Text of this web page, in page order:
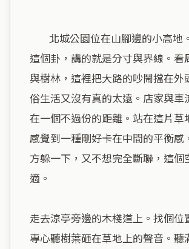
這個卦，講的就是分寸與界線。看
與樹林，這裡把大路的吵鬧擋在外
俗生活又沒有真的太遠。店家與車
在一個不過份的距離。站在這片草
感覺到一種剛好卡在中間的平衡感
方躲一下，又不想完全斷聯，這個
適。
走去涼亭旁邊的木棧道上。找個位
專心聽樹葉砸在草地上的聲音。聽